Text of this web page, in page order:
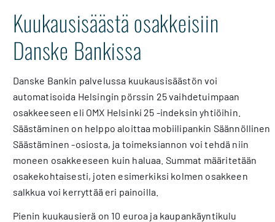
Kuukausisäästä osakkeisiin
Danske Bankissa
Danske Bankin palvelussa kuukausisäästön voi
automatisoida Helsingin pörssin 25 vaihdetuimpaan
osakkeeseen eli OMX Helsinki 25 -indeksin yhtiöihin.
Säästäminen on helppo aloittaa mobiilipankin Säännöllinen
Säästäminen -osiosta, ja toimeksiannon voi tehdä niin
moneen osakkeeseen kuin haluaa. Summat määritetään
osakekohtaisesti, joten esimerkiksi kolmen osakkeen
salkkua voi kerryttää eri painoilla.
Pienin kuukausierä on 10 euroa ja kaupankäyntikulu